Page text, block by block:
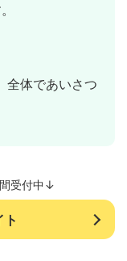
全体であいさつ
受付中↓
ト